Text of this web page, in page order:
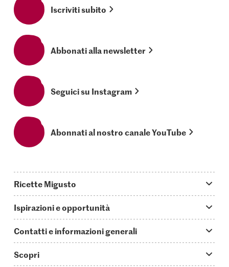
Iscriviti subito
Abbonati alla newsletter
Seguici su Instagram
Abonnati al nostro canale YouTube
Ricette Migusto
Oggi cucino
Piatti principali
Ispirazioni e opportunità
Storie
Contatti e informazioni generali
Scopri